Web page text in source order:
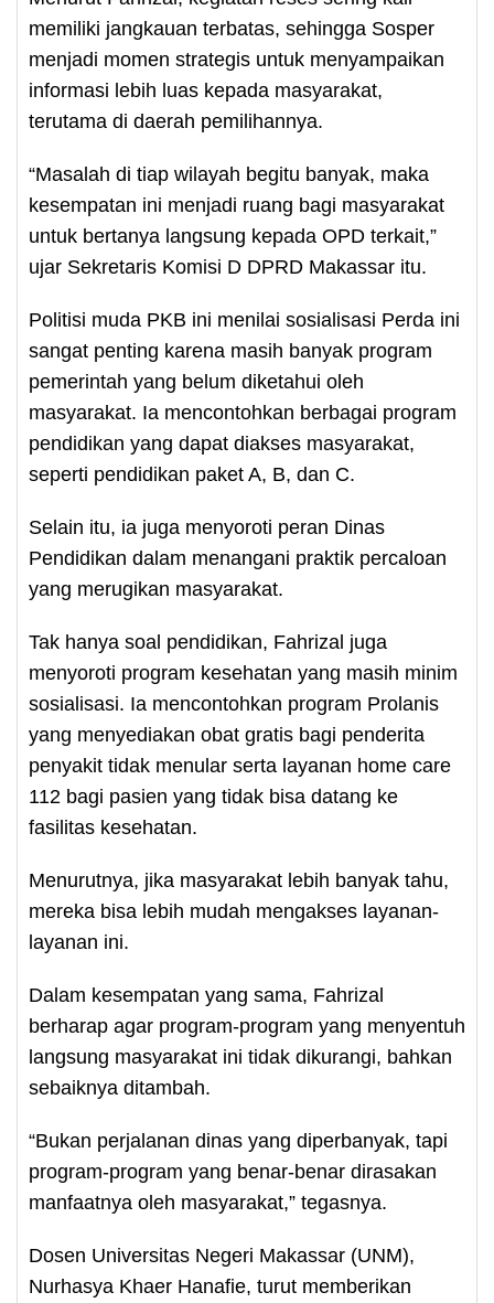
memiliki jangkauan terbatas, sehingga Sosper
menjadi momen strategis untuk menyampaikan
informasi lebih luas kepada masyarakat,
terutama di daerah pemilihannya.
“Masalah di tiap wilayah begitu banyak, maka
kesempatan ini menjadi ruang bagi masyarakat
untuk bertanya langsung kepada OPD terkait,”
ujar Sekretaris Komisi D DPRD Makassar itu.
Politisi muda PKB ini menilai sosialisasi Perda ini
sangat penting karena masih banyak program
pemerintah yang belum diketahui oleh
masyarakat. Ia mencontohkan berbagai program
pendidikan yang dapat diakses masyarakat,
seperti pendidikan paket A, B, dan C.
Selain itu, ia juga menyoroti peran Dinas
Pendidikan dalam menangani praktik percaloan
yang merugikan masyarakat.
Tak hanya soal pendidikan, Fahrizal juga
menyoroti program kesehatan yang masih minim
sosialisasi. Ia mencontohkan program Prolanis
yang menyediakan obat gratis bagi penderita
penyakit tidak menular serta layanan home care
112 bagi pasien yang tidak bisa datang ke
fasilitas kesehatan.
Menurutnya, jika masyarakat lebih banyak tahu,
mereka bisa lebih mudah mengakses layanan-
layanan ini.
Dalam kesempatan yang sama, Fahrizal
berharap agar program-program yang menyentuh
langsung masyarakat ini tidak dikurangi, bahkan
sebaiknya ditambah.
“Bukan perjalanan dinas yang diperbanyak, tapi
program-program yang benar-benar dirasakan
manfaatnya oleh masyarakat,” tegasnya.
Dosen Universitas Negeri Makassar (UNM),
Nurhasya Khaer Hanafie, turut memberikan